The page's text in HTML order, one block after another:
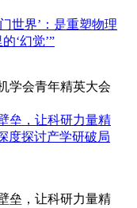
世界’：是重塑物理
‘幻觉’”
学会青年精英大会
垒，让科研力量精
度探讨产学研破局
垒，让科研力量精